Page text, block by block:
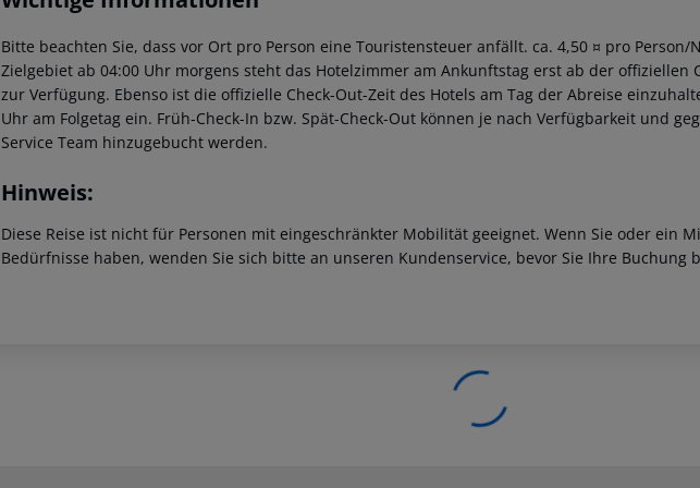
Bitte beachten Sie, dass vor Ort pro Person eine Touristensteuer anfällt. ca. 4,50 ¤ pro
Zielgebiet ab 04:00 Uhr morgens steht das Hotelzimmer am Ankunftstag erst ab der offiziellen
zur Verfügung. Ebenso ist die offizielle Check-Out-Zeit des Hotels am Tag der Abreise
Uhr am Folgetag ein. Früh-Check-In bzw. Spät-Check-Out können je nach Verfügbarkeit und
Service Team hinzugebucht werden.
Hinweis:
Diese Reise ist nicht für Personen mit eingeschränkter Mobilität geeignet. Wenn Sie oder ein
Bedürfnisse haben, wenden Sie sich bitte an unseren Kundenservice, bevor Sie Ihre Buchung